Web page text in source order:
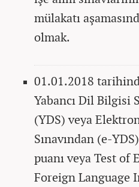
mülakatı
olmak.
01.01.2018
Yabancı Dil Bilgisi
(YDS) veya
Sınavından (e-
puanı veya Test of
Foreign Language